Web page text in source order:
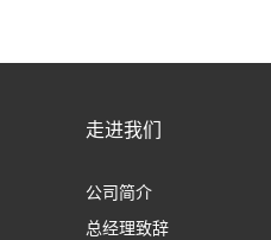
走进我们
公司简介
总经理致辞